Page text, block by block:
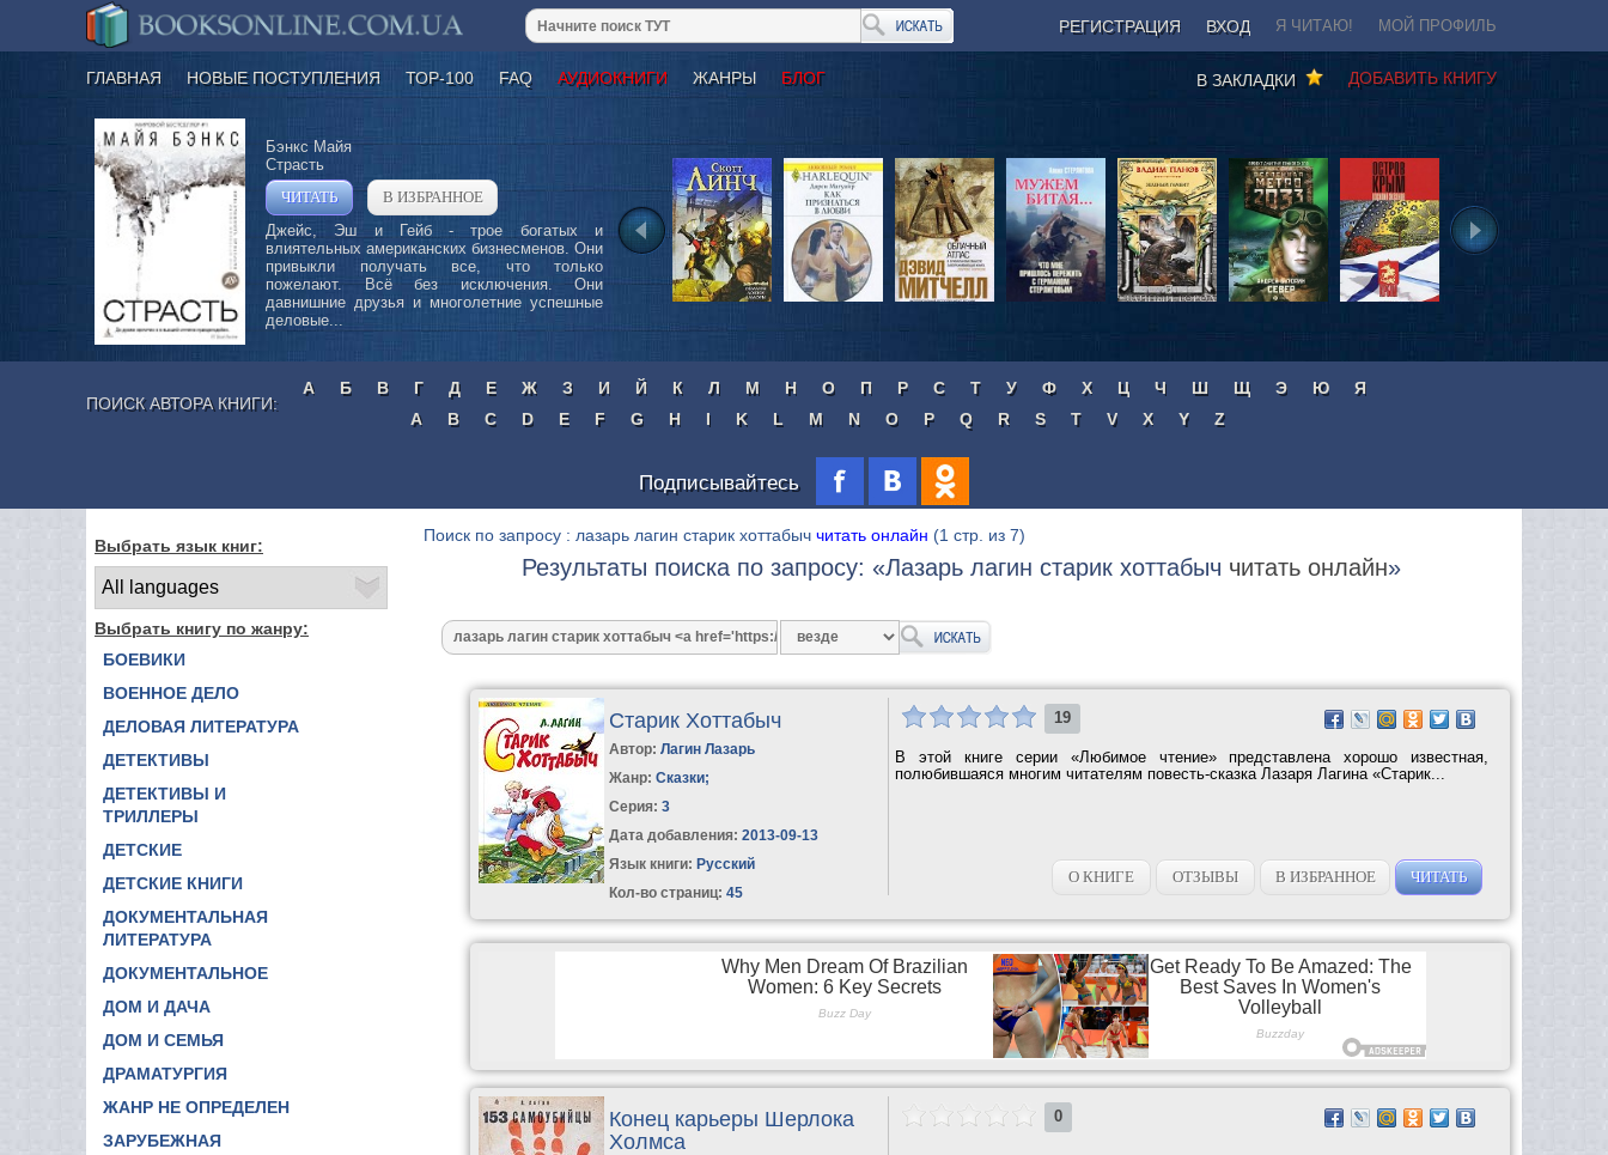
РЕГИСТРАЦИЯ ВХОД Я ЧИТАЮ! МОЙ ПРОФИЛЬ
ГЛАВНАЯ НОВЫЕ ПОСТУПЛЕНИЯ ТОР-100 FAQ АУДИОКНИГИ ЖАНРЫ БЛОГ ДОБАВИТЬ КНИГУ
В ЗАКЛАДКИ
Бэнкс Майя
Страсть
ЧИТАТЬ
В ИЗБРАННОЕ
Джейс, Эш и Гейб - трое богатых и
влиятельных американских бизнесменов. Они
привыкли получать все, что только
пожелают. Всё без исключения. Они
давнишние друзья и многолетние успешные
деловые...
ПОИСК АВТОРА КНИГИ:
А Б В Г Д Е Ж З И Й К Л М Н О П Р С Т У Ф Х Ц Ч Ш Щ Э Ю
Я
A
B C D E F G H I K L M N O P Q R S T V X Y Z
Подписывайтесь
Выбрать язык книг:
Выбрать книгу по жанру:
БОЕВИКИ
ВОЕННОЕ ДЕЛО
ДЕЛОВАЯ ЛИТЕРАТУРА
ДЕТЕКТИВЫ
ДЕТЕКТИВЫ И
ТРИЛЛЕРЫ
ДЕТСКИЕ
ДЕТСКИЕ КНИГИ
ДОКУМЕНТАЛЬНАЯ
ЛИТЕРАТУРА
ДОКУМЕНТАЛЬНОЕ
ДОМ И ДАЧА
ДОМ И СЕМЬЯ
ДРАМАТУРГИЯ
ЖАНР НЕ ОПРЕДЕЛЕН
ЗАРУБЕЖНАЯ
Поиск по запросу : лазарь лагин старик хоттабыч читать онлайн (1 стр. из 7)
Результаты поиска по запросу: «Лазарь лагин старик хоттабыч читать онлайн»
Старик Хоттабыч
Автор:Лагин Лазарь
Жанр: Сказки;
Серия:3
Дата добавления: 2013-09-13
Язык книги: Русский
Кол-во страниц: 45
19
В этой книге серии «Любимое чтение» представлена хорошо известная,
полюбившаяся многим читателям повесть-сказка Лазаря Лагина «Старик...
О КНИГЕ ОТЗЫВЫ В ИЗБРАННОЕ ЧИТАТЬ
Конец карьеры Шерлока
Холмса
0